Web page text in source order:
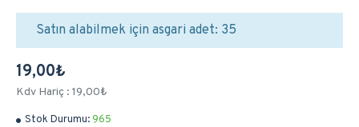
Stok Durumu: 965
19,00₺
Kdv Hariç : 19,00₺
Satın alabilmek için asgari adet: 35